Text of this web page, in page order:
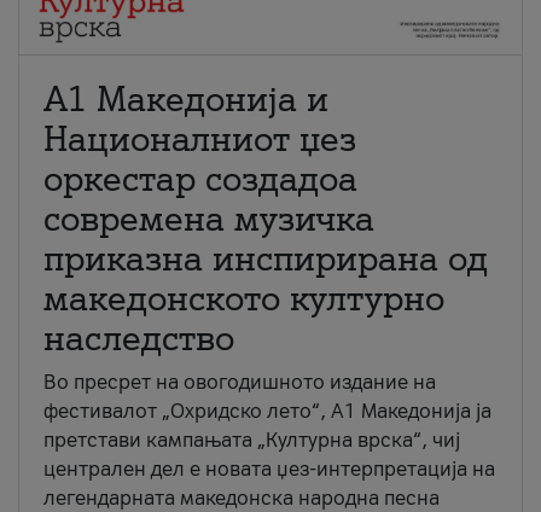
А1 Македонија и
Националниот џез
оркестар создадоа
современа музичка
приказна инспирирана од
македонското културно
наследство
Во пресрет на овогодишното издание на
фестивалот „Охридско лето“, А1 Македонија ја
претстави кампањата „Културна врска“, чиј
централен дел е новата џез-интерпретација на
легендарната македонска народна песна